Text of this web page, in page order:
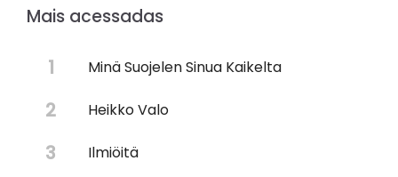
Mais acessadas
Minä Suojelen Sinua Kaikelta
Heikko Valo
Ilmiöitä